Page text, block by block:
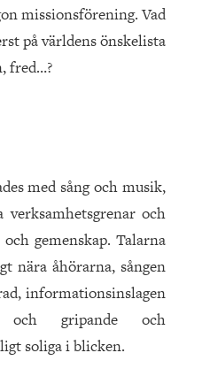
missionsförening. Vad
på världens önskelista
fred…?
med sång och musik,
och
gemenskap. Talarna
nära åhörarna, sången
informationsinslagen
och gripande och
soliga i blicken.